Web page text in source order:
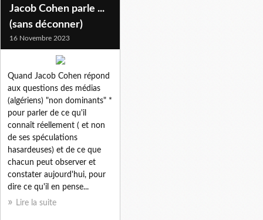
jacob cohen
Jacob Cohen parle ...
(sans déconner)
16 Novembre 2023
Quand Jacob Cohen répond
aux questions des médias
(algériens) "non dominants" *
pour parler de ce qu'il
connaît réellement ( et non
de ses spéculations
hasardeuses) et de ce que
chacun peut observer et
constater aujourd'hui, pour
dire ce qu'il en pense...
Lire la suite